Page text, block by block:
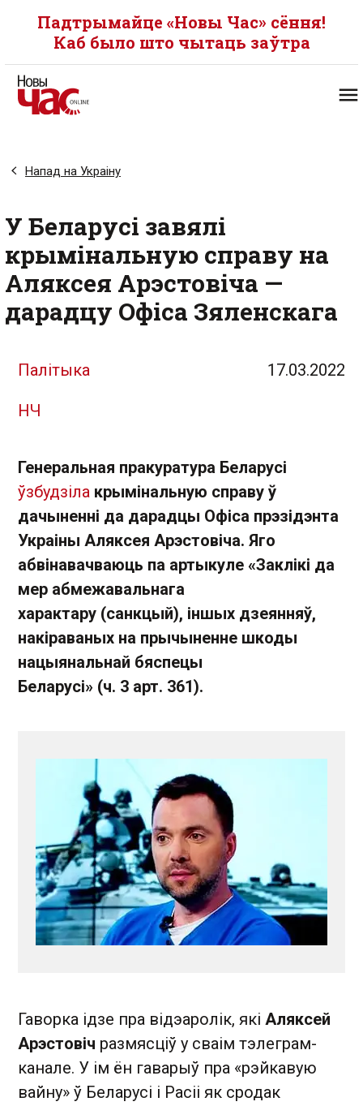
Падтрымайце «Новы Час» сёння!
Каб было што чытаць заўтра
Напад на Украіну
У Беларусі завялі
крымінальную справу на
Аляксея Арэстовіча —
дарадцу Офіса Зяленскага
Палітыка 17.03.2022
НЧ
Генеральная пракуратура Беларусі
ўзбудзіла крымінальную справу ў
дачыненні да дарадцы Офіса прэзідэнта
Украіны Аляксея Арэстовіча. Яго
абвінавачваюць па артыкуле «Заклікі да
мер абмежавальнага
характару (санкцый), іншых дзеянняў,
накіраваных на прычыненне шкоды
нацыянальнай бяспецы
Беларусі» (ч. 3 арт. 361).
Гаворка ідзе пра відэаролік, які Аляксей
Арэстовіч размясціў у сваім тэлеграм-
канале. У ім ён гаварыў пра «рэйкавую
вайну» ў Беларусі і Расіі як сродак